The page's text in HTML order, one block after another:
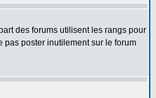
des forums utilisent les rangs pour
pas poster inutilement sur le forum